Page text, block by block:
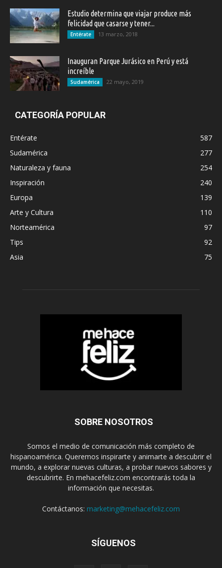
Estudio determina que viajar produce más
felicidad que casarse y tener...
Entérate 13 marzo, 2018
Inauguran Parque Jurásico en Perú y está
increíble
Sudamérica 22 mayo, 2019
CATEGORÍA POPULAR
Entérate
587
Sudamérica
277
Naturaleza y fauna
254
Inspiración
240
Europa
139
Arte y Cultura
110
Norteamérica
97
Tips
92
Asia
75
SOBRE NOSOTROS
Somos el medio de comunicación más completo de
hispanoamérica. Queremos inspirarte y animarte a descubrir el
mundo, a explorar nuevas culturas, a probar nuevos sabores y
descubrirte. En mehacefeliz.com encontrarás toda la
información que necesitas.
Contáctanos: marketing@mehacefeliz.com
SÍGUENOS